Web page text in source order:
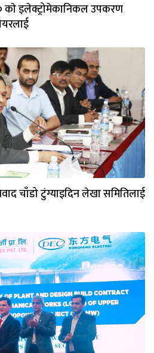
काे इलेक्ट्रोमेकानिकल उपकरण
चाँडो टुंग्याइदिन लेखा समितिलाई